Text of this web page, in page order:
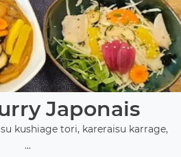
Japonais
kushiage tori, kareraisu karrage,
...